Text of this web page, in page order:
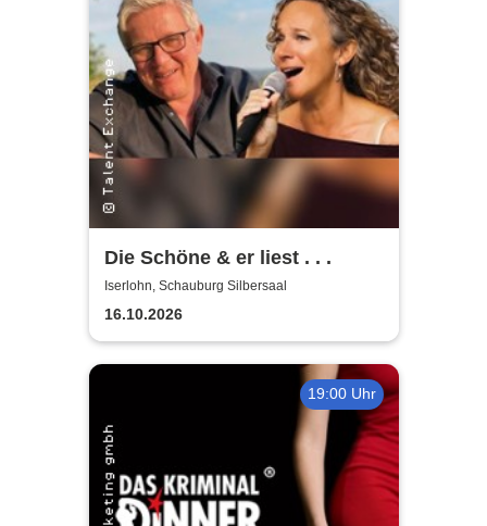
Die Schöne & er liest . . .
Iserlohn, Schauburg Silbersaal
16.10.2026
19:00 Uhr